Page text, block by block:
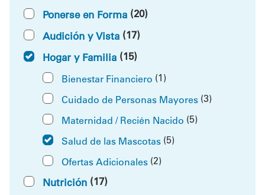
Ponerse en Forma (20)
Audición y Vista (17)
Hogar y Familia (15)
Bienestar Financiero (1)
Cuidado de Personas Mayores (3)
Maternidad / Recién Nacido (5)
Salud de las Mascotas (5)
Ofertas Adicionales (2)
Nutrición (17)